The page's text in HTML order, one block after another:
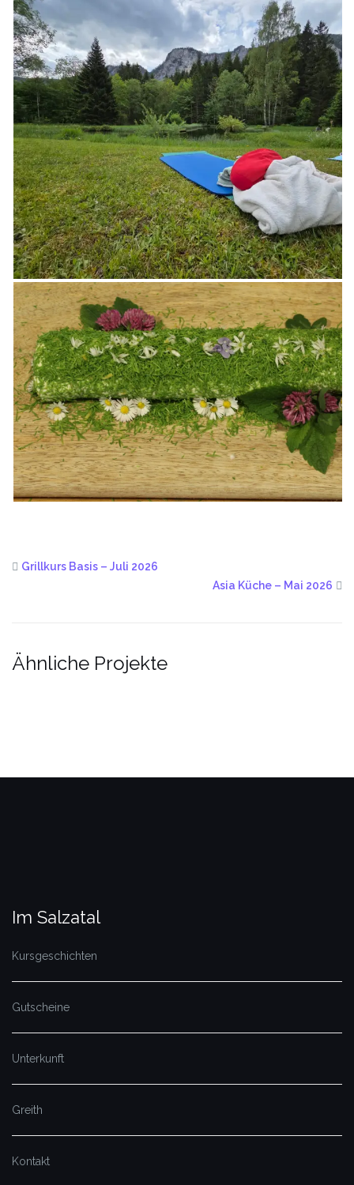
Grillkurs Basis – Juli 2026
Asia Küche – Mai 2026
Ähnliche Projekte
Im Salzatal
Kursgeschichten
Gutscheine
Unterkunft
Greith
Kontakt